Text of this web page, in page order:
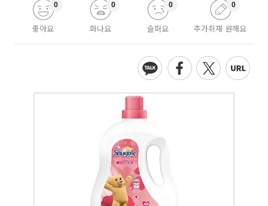
좋아요
0
화나요
0
슬퍼요
0
추가취재 원해요
0